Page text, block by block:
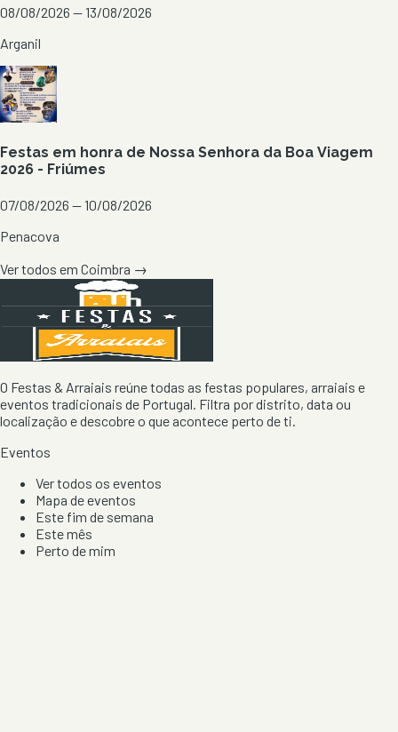
08/08/2026 — 13/08/2026
Arganil
Festas em honra de Nossa Senhora da Boa Viagem
2026 - Friúmes
07/08/2026 — 10/08/2026
Penacova
Ver todos em Coimbra →
O Festas & Arraiais reúne todas as festas populares, arraiais e
eventos tradicionais de Portugal. Filtra por distrito, data ou
localização e descobre o que acontece perto de ti.
Eventos
Ver todos os eventos
Mapa de eventos
Este fim de semana
Este mês
Perto de mim